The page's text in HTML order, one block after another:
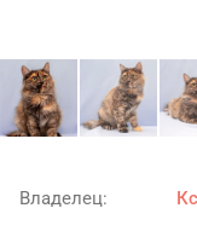
Владелец: